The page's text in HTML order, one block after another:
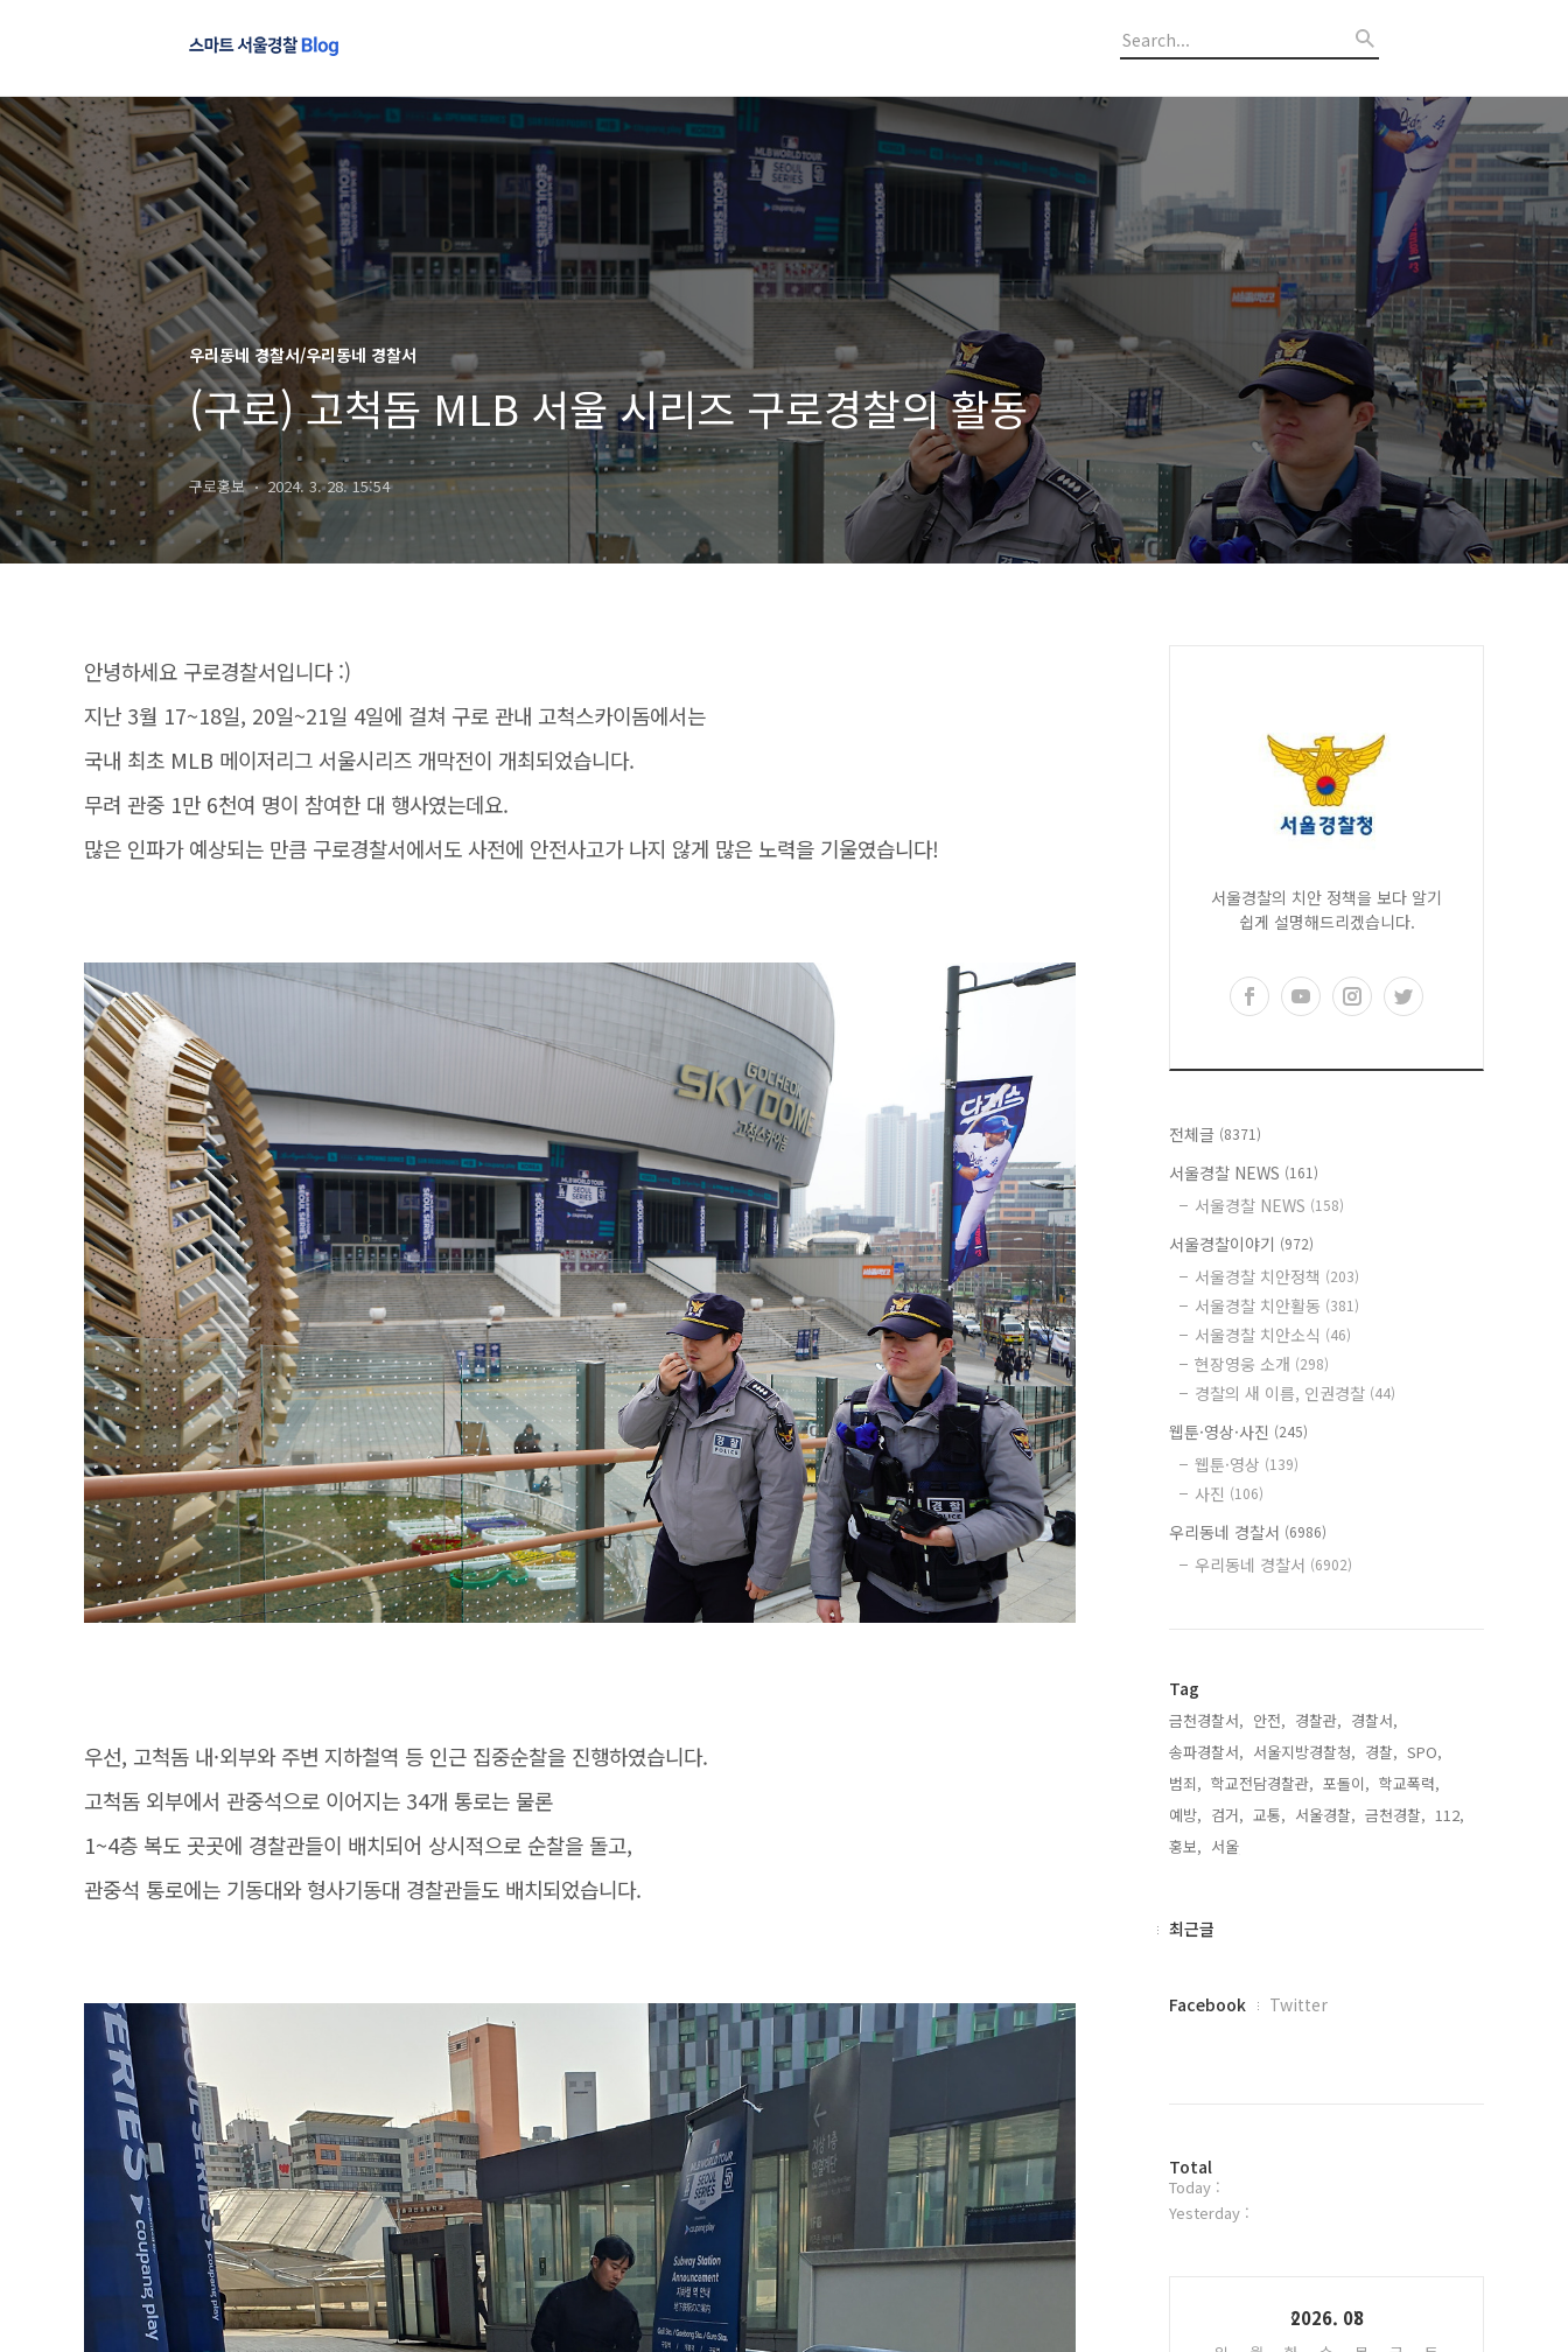
우리동네 경찰서/우리동네 경찰서
(구로) 고척돔 MLB 서울 시리즈 구로경찰의 활동
구로홍보 2024. 3. 28. 15:54
안녕하세요 구로경찰서입니다 :)
지난 3월 17~18일, 20일~21일 4일에 걸쳐 구로 관내 고척스카이돔에서는
국내 최초 MLB 메이저리그 서울시리즈 개막전이 개최되었습니다.
무려 관중 1만 6천여 명이 참여한 대 행사였는데요.
많은 인파가 예상되는 만큼 구로경찰서에서도 사전에 안전사고가 나지 않게 많은 노력을 기울였습니다!
우선, 고척돔 내·외부와 주변 지하철역 등 인근 집중순찰을 진행하였습니다.
고척돔 외부에서 관중석으로 이어지는 34개 통로는 물론
1~4층 복도 곳곳에 경찰관들이 배치되어 상시적으로 순찰을 돌고,
관중석 통로에는 기동대와 형사기동대 경찰관들도 배치되었습니다.
서울경찰의 치안 정책을 보다 알기
쉽게 설명해드리겠습니다.
전체글 (8371)
서울경찰 NEWS (161)
서울경찰 NEWS (158)
서울경찰이야기 (972)
서울경찰 치안정책 (203)
서울경찰 치안활동 (381)
서울경찰 치안소식 (46)
현장영웅 소개 (298)
경찰의 새 이름, 인권경찰 (44)
웹툰·영상·사진 (245)
웹툰·영상 (139)
사진 (106)
우리동네 경찰서 (6986)
우리동네 경찰서 (6902)
Tag
금천경찰서, 안전, 경찰관, 경찰서,
송파경찰서, 서울지방경찰청, 경찰, SPO,
범죄, 학교전담경찰관, 포돌이, 학교폭력,
예방, 검거, 교통, 서울경찰, 금천경찰, 112,
홍보, 서울,
최
최근글
페
플
러
그
Facebook Twitter
방
문
자
Total
Today :
Yesterday :
2026. 08